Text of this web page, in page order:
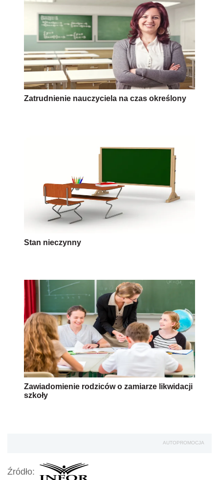
Zatrudnienie nauczyciela na czas określony
Stan nieczynny
Zawiadomienie rodziców o zamiarze likwidacji
szkoły
AUTOPROMOCJA
Źródło: